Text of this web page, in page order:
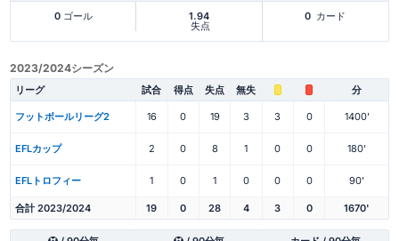
0ゴール 1.94
失点
0 カード
2023/2024シーズン
リーグ 試合 得点 失点 無失 分
フットボールリーグ2 16 0 19 3 3 0 1400'
EFLカップ 2 0 8 1 0 0 180'
EFLトロフィー 1 0 1 0 0 0 90'
合計 2023/2024 19 0 28 4 3 0 1670'